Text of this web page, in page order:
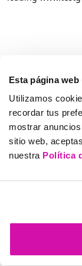
Esta página
Utilizamos
recordar tus
mostrar
sitio web,
nuestra Política